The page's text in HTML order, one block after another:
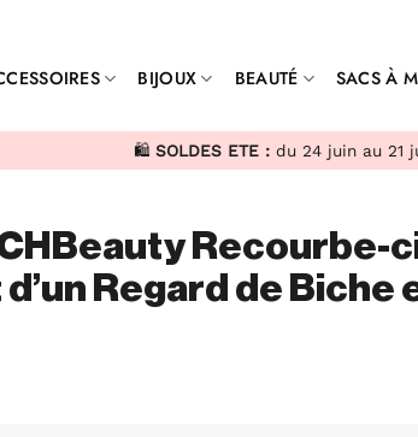
BIJOUX BEAUTÉ SACS À
🛍️ SOLDES ETE : du 24 juin au 21
Recourbe-
Regard de Biche